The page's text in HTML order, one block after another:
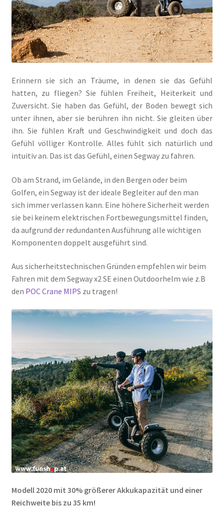
Erinnern sie sich an Träume, in denen sie das Gefühl
hatten, zu fliegen? Sie fühlen Freiheit, Heiterkeit und
Zuversicht. Sie haben das Gefühl, der Boden bewegt sich
unter ihnen, aber sie berühren ihn nicht. Sie gleiten über
ihn. Sie fühlen Kraft und Geschwindigkeit und doch das
Gefühl völliger Kontrolle. Alles fühlt sich natürlich und
intuitiv an. Das ist das Gefühl, einen Segway zu fahren.
Ob am Strand, im Gelände, in den Bergen oder beim
Golfen, ein Segway ist der ideale Begleiter auf den man
sich immer verlassen kann. Eine höhere Sicherheit werden
sie bei keinem elektrischen Fortbewegungsmittel finden,
da aufgrund der redundanten Ausführung alle wichtigen
Komponenten doppelt ausgeführt sind.
Aus sicherheitstechnischen Gründen empfehlen wir beim
Fahren mit dem Segway x2 SE einen Outdoorhelm wie z.B
den POC Crane MIPS zu tragen!
Modell 2020 mit 30% größerer Akkukapazität und einer
Reichweite bis zu 35 km!